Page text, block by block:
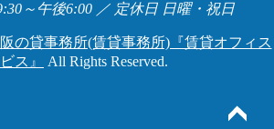
～午後6:00 ／ 定休日 日曜・祝日
の貸事務所(賃貸事務所)『賃貸オフィス
ス』
All Rights Reserved.